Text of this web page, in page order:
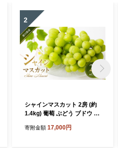
2
シャインマスカット 2房 (約
1.4kg) 葡萄 ぶどう ブドウ フ
の果物 旬のフルーツ 香川 香
寄附金額 17,000円